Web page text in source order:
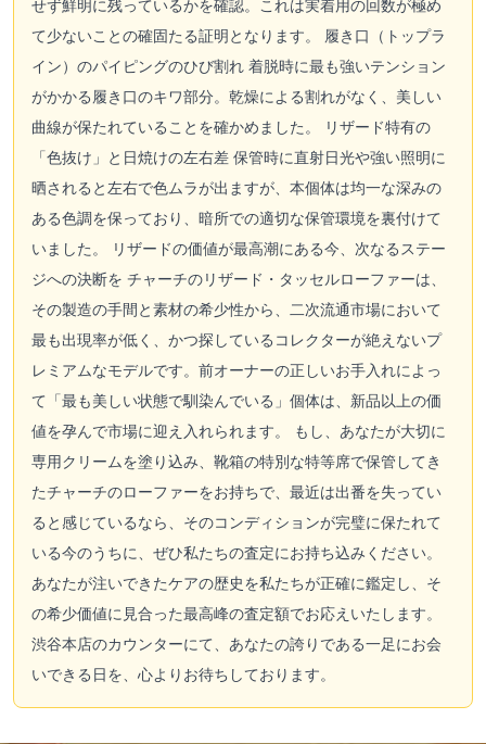
せず鮮明に残っているかを確認。これは実着用の回数が極め
て少ないことの確固たる証明となります。 履き口（トップラ
イン）のパイピングのひび割れ 着脱時に最も強いテンション
がかかる履き口のキワ部分。乾燥による割れがなく、美しい
曲線が保たれていることを確かめました。 リザード特有の
「色抜け」と日焼けの左右差 保管時に直射日光や強い照明に
晒されると左右で色ムラが出ますが、本個体は均一な深みの
ある色調を保っており、暗所での適切な保管環境を裏付けて
いました。 リザードの価値が最高潮にある今、次なるステー
ジへの決断を チャーチのリザード・タッセルローファーは、
その製造の手間と素材の希少性から、二次流通市場において
最も出現率が低く、かつ探しているコレクターが絶えないプ
レミアムなモデルです。前オーナーの正しいお手入れによっ
て「最も美しい状態で馴染んでいる」個体は、新品以上の価
値を孕んで市場に迎え入れられます。 もし、あなたが大切に
専用クリームを塗り込み、靴箱の特別な特等席で保管してき
たチャーチのローファーをお持ちで、最近は出番を失ってい
ると感じているなら、そのコンディションが完璧に保たれて
いる今のうちに、ぜひ私たちの査定にお持ち込みください。
あなたが注いできたケアの歴史を私たちが正確に鑑定し、そ
の希少価値に見合った最高峰の査定額でお応えいたします。
渋谷本店のカウンターにて、あなたの誇りである一足にお会
いできる日を、心よりお待ちしております。